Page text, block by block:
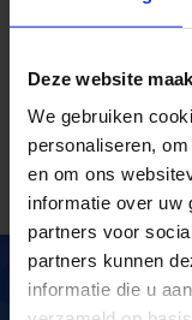
Deze website
We gebruiken
personaliseren,
en om ons
informatie over uw
partners voor
partners kunnen
informatie die u
(niet
Meer